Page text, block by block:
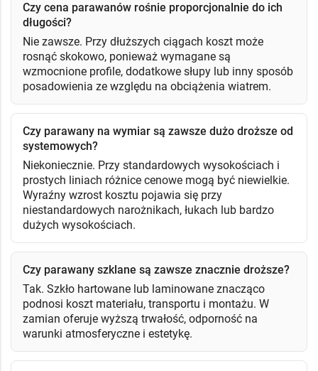
Czy cena parawanów rośnie proporcjonalnie do ich
długości?
Nie zawsze. Przy dłuższych ciągach koszt może
rosnąć skokowo, ponieważ wymagane są
wzmocnione profile, dodatkowe słupy lub inny sposób
posadowienia ze względu na obciążenia wiatrem.
Czy parawany na wymiar są zawsze dużo droższe od
systemowych?
Niekoniecznie. Przy standardowych wysokościach i
prostych liniach różnice cenowe mogą być niewielkie.
Wyraźny wzrost kosztu pojawia się przy
niestandardowych narożnikach, łukach lub bardzo
dużych wysokościach.
Czy parawany szklane są zawsze znacznie droższe?
Tak. Szkło hartowane lub laminowane znacząco
podnosi koszt materiału, transportu i montażu. W
zamian oferuje wyższą trwałość, odporność na
warunki atmosferyczne i estetykę.